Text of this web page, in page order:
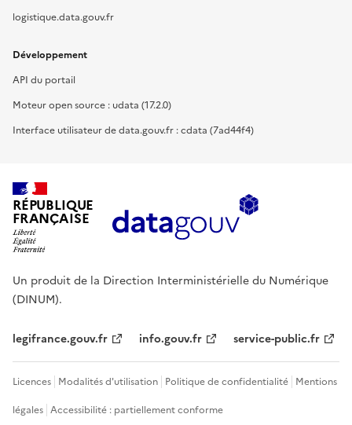
logistique.data.gouv.fr
Développement
API du portail
Moteur open source : udata (17.2.0)
Interface utilisateur de data.gouv.fr : cdata (7ad44f4)
RÉPUBLIQUE
FRANÇAISE
Un produit de la Direction Interministérielle du Numérique
(DINUM).
legifrance.gouv.fr info.gouv.fr service-public.fr
Licences Modalités d'utilisation Politique de confidentialité Mentions
légales Accessibilité : partiellement conforme